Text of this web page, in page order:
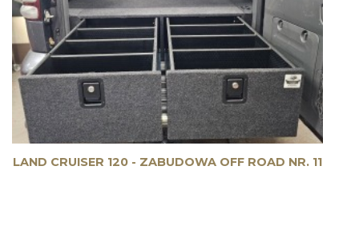
LAND CRUISER 120 - ZABUDOWA OFF ROAD NR. 11